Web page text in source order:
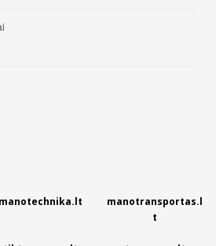
manotechnika.lt
manotransportas.l
t